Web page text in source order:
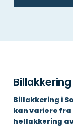
Billakkering i
kan variere
hellakkering